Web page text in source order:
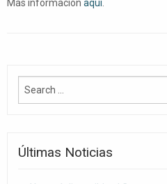
Más información aquí
Últimas Noticias